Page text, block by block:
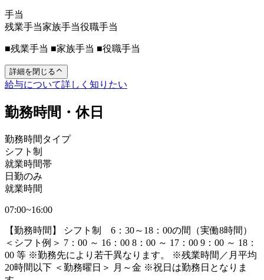
手当
残業手当家族手当役職手当
■残業手当 ■家族手当 ■役職手当
詳細を閉じる
給与について詳しく知りたい
勤務時間・休日
勤務時間タイプ
シフト制
就業時間帯
日勤のみ
就業時間
07:00~16:00
【勤務時間】 シフト制 6：30～18：00の間（実働8時間）
＜シフト例＞ 7：00 ～ 16：00 8：00 ～ 17：00 9：00 ～ 18：
00 等 ※勤務先により若干異なります。 ※残業時間／月平均
20時間以下 ＜勤務曜日＞ 月～金 ※祝日は勤務日となりま